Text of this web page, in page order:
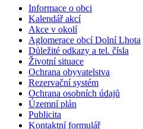
Informace o obci
Kalendář akcí
Akce v okolí
Aglomerace obcí Dolní Lhota
Důležité odkazy a tel. čísla
Životní situace
Ochrana obyvatelstva
Rezervační systém
Ochrana osobních údajů
Územní plán
Publicita
Kontaktní formulář